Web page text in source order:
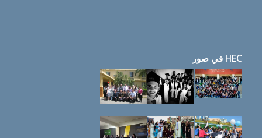
HEC في صور